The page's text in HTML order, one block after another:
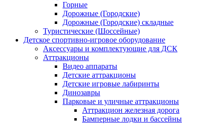
Горные
Дорожные (Городские)
Дорожные (Городские) складные
Туристические (Шоссейные)
Детское спортивно-игровое оборудование
Аксессуары и комплектующие для ДСК
Аттракционы
Видео аппараты
Детские аттракционы
Детские игровые лабиринты
Динозавры
Парковые и уличные аттракционы
Аттракцион железная дорога
Бамперные лодки и бассейны